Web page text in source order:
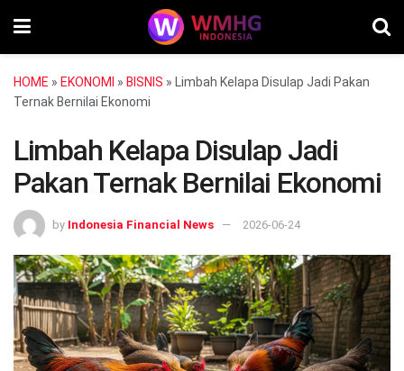
HOME » EKONOMI » BISNIS » Limbah Kelapa Disulap Jadi Pakan
Ternak Bernilai Ekonomi
Limbah Kelapa Disulap Jadi
Pakan Ternak Bernilai Ekonomi
by Indonesia Financial News 2026-06-24